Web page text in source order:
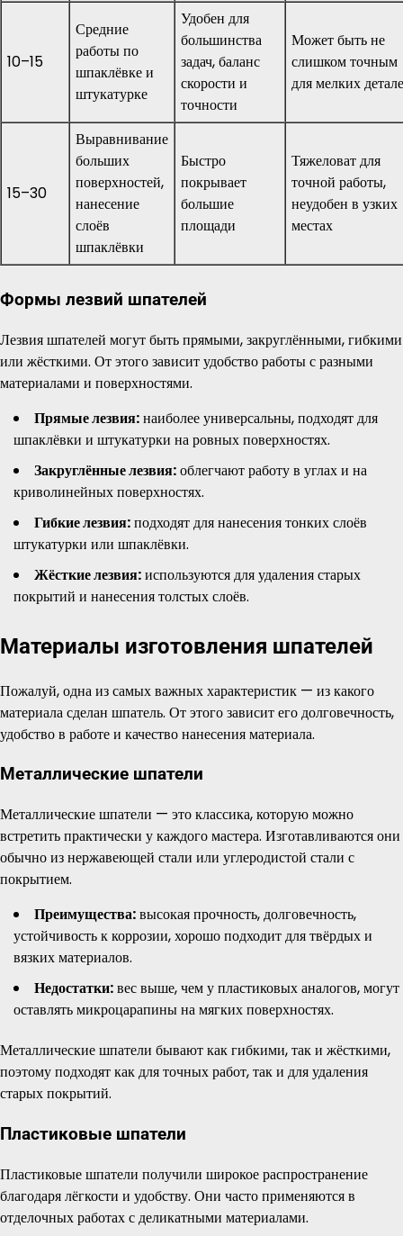
10–15
Средние
работы по
шпаклёвке и
штукатурке
Удобен для
большинства
задач, баланс
скорости и
точности
Может быть не
слишком точным
для мелких
15–30
Выравнивание
больших
поверхностей,
нанесение
слоёв
шпаклёвки
Быстро
покрывает
большие
площади
Тяжеловат для
точной работы,
неудобен в узких
местах
Формы лезвий шпателей
Лезвия шпателей могут быть прямыми, закруглёнными, гибкими
или жёсткими. От этого зависит удобство работы с разными
материалами и поверхностями.
Прямые лезвия:наиболее универсальны, подходят для
шпаклёвки и штукатурки на ровных поверхностях.
Закруглённые лезвия:облегчают работу в углах и на
криволинейных поверхностях.
Гибкие лезвия:подходят для нанесения тонких слоёв
штукатурки или шпаклёвки.
Жёсткие лезвия:используются для удаления старых
покрытий и нанесения толстых слоёв.
Материалы изготовления шпателей
Пожалуй, одна из самых важных характеристик — из какого
материала сделан шпатель. От этого зависит его долговечность,
удобство в работе и качество нанесения материала.
Металлические шпатели
Металлические шпатели — это классика, которую можно
встретить практически у каждого мастера. Изготавливаются они
обычно из нержавеющей стали или углеродистой стали с
покрытием.
Преимущества:высокая прочность, долговечность,
устойчивость к коррозии, хорошо подходит для твёрдых и
вязких материалов.
Недостатки:вес выше, чем у пластиковых аналогов, могут
оставлять микроцарапины на мягких поверхностях.
Металлические шпатели бывают как гибкими, так и жёсткими,
поэтому подходят как для точных работ, так и для удаления
старых покрытий.
Пластиковые шпатели
Пластиковые шпатели получили широкое распространение
благодаря лёгкости и удобству. Они часто применяются в
отделочных работах с деликатными материалами.